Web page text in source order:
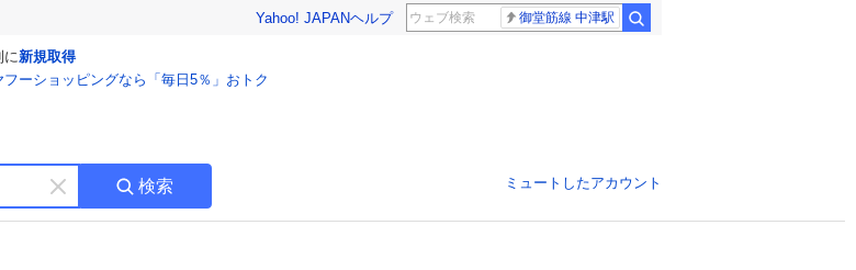
Yahoo! JAPANヘルプ 御堂筋線 中津駅
に新規取得
フーショッピングなら「毎日5％」おトク
キ
ー
検索 ミュートしたアカウント